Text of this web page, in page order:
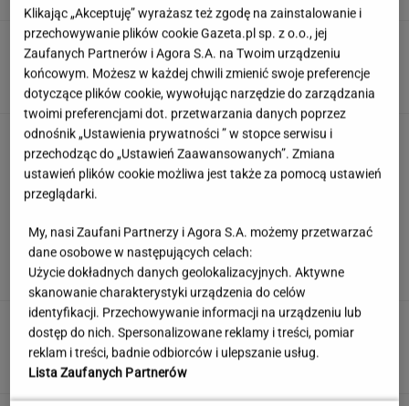
Kulinarny quiz logiczny. Dopasujesz składnik
do potrawy?
"Mam nadzieję, że zrobią trzecią część". Po 20
latach wywołał burzę
Jeden wakacyjny nawyk może mieć
nieprzyjemne konsekwencje. Też tak robisz?
MATERIAŁ PROMOCYJNY
Uruchomili "Tindera dla
medyków". Szybko zgłosili się też adwokaci
SUBSKRYPCJA
Klikając „Akceptuję” wyrażasz też zgodę na zainstalowanie i
przechowywanie plików cookie Gazeta.pl sp. z o.o., jej
Zaufanych Partnerów i Agora S.A. na Twoim urządzeniu
końcowym. Możesz w każdej chwili zmienić swoje preferencje
dotyczące plików cookie, wywołując narzędzie do zarządzania
twoimi preferencjami dot. przetwarzania danych poprzez
odnośnik „Ustawienia prywatności ” w stopce serwisu i
przechodząc do „Ustawień Zaawansowanych”. Zmiana
ustawień plików cookie możliwa jest także za pomocą ustawień
przeglądarki.
My, nasi Zaufani Partnerzy i Agora S.A. możemy przetwarzać
dane osobowe w następujących celach:
Użycie dokładnych danych geolokalizacyjnych. Aktywne
skanowanie charakterystyki urządzenia do celów
identyfikacji. Przechowywanie informacji na urządzeniu lub
dostęp do nich. Spersonalizowane reklamy i treści, pomiar
reklam i treści, badnie odbiorców i ulepszanie usług.
Lista Zaufanych Partnerów